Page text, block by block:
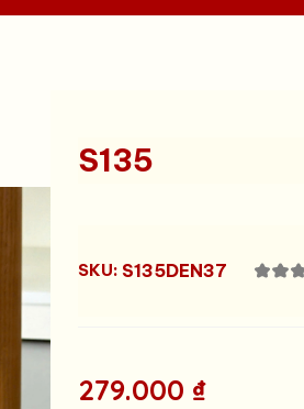
SKU: S135DEN37
S135
279.000 ₫